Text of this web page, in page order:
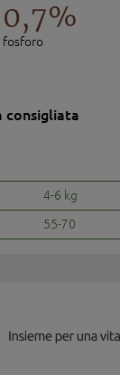
0,7%
fosforo
consigliata
4-6 kg
55-70